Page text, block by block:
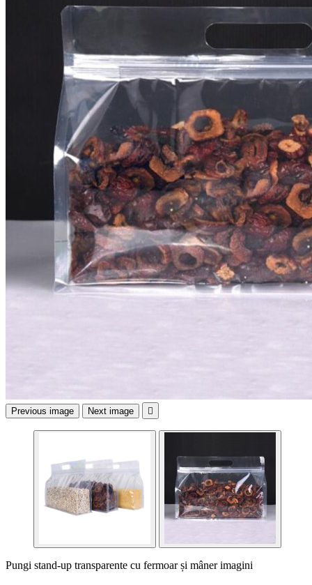
Previous image Next image 
Pungi stand-up transparente cu fermoar și mâner imagini